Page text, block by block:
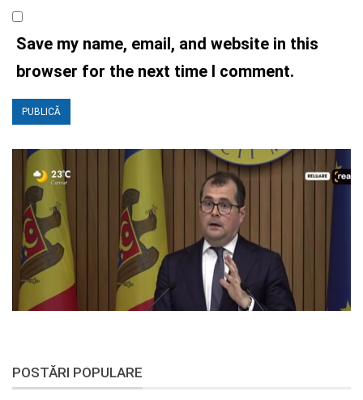
Save my name, email, and website in this
browser for the next time I comment.
POSTĂRI POPULARE